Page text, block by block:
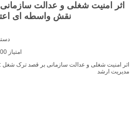
اثر امنیت شغلی و عدالت
نقش واسطه ای
امتیاز 5.00 (1 رای)
اثر امنیت شغلی و عدالت سازمانی بر قصد ترک شغل
مدیریت ارشد